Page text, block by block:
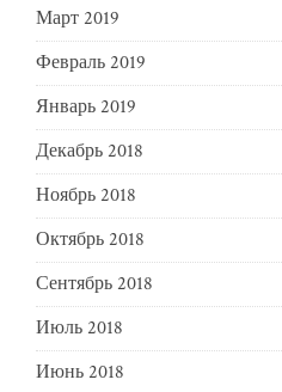
Март 2019
Февраль 2019
Январь 2019
Декабрь 2018
Ноябрь 2018
Октябрь 2018
Сентябрь 2018
Июль 2018
Июнь 2018